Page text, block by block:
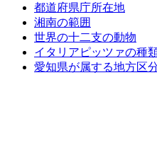
都道府県庁所在地
湘南の範囲
世界の十二支の動物
イタリアピッツァの種
愛知県が属する地方区